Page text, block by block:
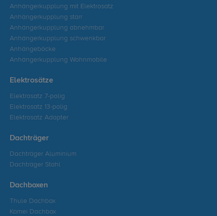
Anhängerkupplung mit Elektrosatz
Anhängerkupplung starr
Anhängerkupplung abnehmbar
Anhängerkupplung schwenkbar
Anhängeböcke
Anhängerkupplung Wohnmobile
Elektrosätze
Elektrosatz 7-polig
Elektrosatz 13-polig
Elektrosatz Adapter
Dachträger
Dachträger Aluminium
Dachträger Stahl
Dachboxen
Thule Dachbox
Kamei Dachbox